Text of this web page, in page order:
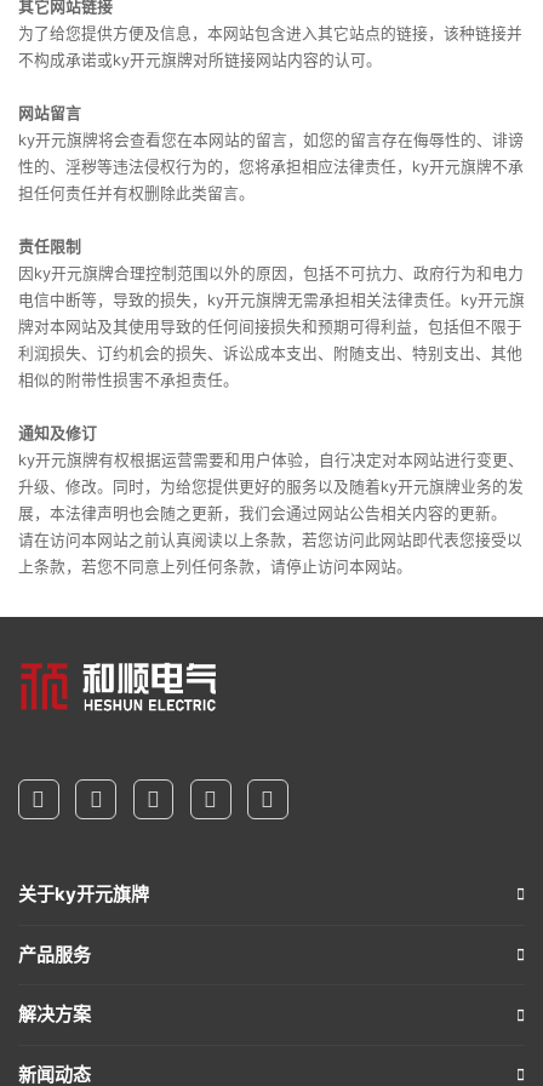
其它网站链接
为了给您提供方便及信息，本网站包含进入其它站点的链接，该种链接并
不构成承诺或ky开元旗牌对所链接网站内容的认可。
网站留言
ky开元旗牌将会查看您在本网站的留言，如您的留言存在侮辱性的、诽谤
性的、淫秽等违法侵权行为的，您将承担相应法律责任，ky开元旗牌不承
担任何责任并有权删除此类留言。
责任限制
因ky开元旗牌合理控制范围以外的原因，包括不可抗力、政府行为和电力
电信中断等，导致的损失，ky开元旗牌无需承担相关法律责任。ky开元旗
牌对本网站及其使用导致的任何间接损失和预期可得利益，包括但不限于
利润损失、订约机会的损失、诉讼成本支出、附随支出、特别支出、其他
相似的附带性损害不承担责任。
通知及修订
ky开元旗牌有权根据运营需要和用户体验，自行决定对本网站进行变更、
升级、修改。同时，为给您提供更好的服务以及随着ky开元旗牌业务的发
展，本法律声明也会随之更新，我们会通过网站公告相关内容的更新。
请在访问本网站之前认真阅读以上条款，若您访问此网站即代表您接受以
上条款，若您不同意上列任何条款，请停止访问本网站。
关于ky开元旗牌
产品服务
解决方案
新闻动态